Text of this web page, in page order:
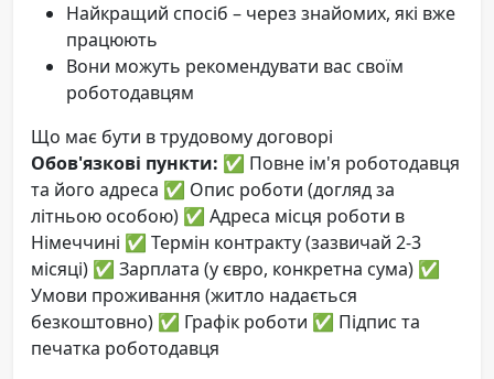
Найкращий спосіб – через знайомих, які вже
працюють
Вони можуть рекомендувати вас своїм
роботодавцям
Що має бути в трудовому договорі
Обов'язкові пункти: ✅ Повне ім'я роботодавця
та його адреса ✅ Опис роботи (догляд за
літньою особою) ✅ Адреса місця роботи в
Німеччині ✅ Термін контракту (зазвичай 2-3
місяці) ✅ Зарплата (у євро, конкретна сума) ✅
Умови проживання (житло надається
безкоштовно) ✅ Графік роботи ✅ Підпис та
печатка роботодавця